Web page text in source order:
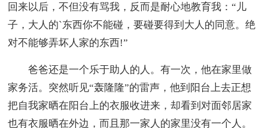
回来以后，不但没有骂我，反而是耐心地教育我：“儿
子，大人的`东西你不能碰，要碰要得到大人的同意。绝
对不能够弄坏人家的东西!”
爸爸还是一个乐于助人的人。有一次，他在家里做
家务活。突然听见“轰隆隆”的雷声，他到阳台上去正想
把自我家晒在阳台上的衣服收进来，却看到对面邻居家
也有衣服晒在外边，而且那一家人的家里没有一个人。